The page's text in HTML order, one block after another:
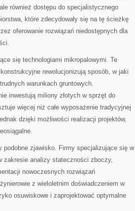
również dostępu do specjalistycznego
które zdecydowały się na tę ścieżkę
oferowanie rozwiązań niedostępnych dla
się technologiami mikropalowymi. Te
rewolucjonizują sposób, w jaki
warunkach gruntowych.
inwestują miliony złotych w sprzęt do
więcej niż całe wyposażenie tradycyjnej
dzięki możliwości realizacji projektów,
zjawisko. Firmy specjalizujące się w
zakresie analizy stateczności zboczy,
nowoczesnych rozwiązań
z wieloletnim doświadczeniem w
osuwiskowe i zaprojektować optymalne